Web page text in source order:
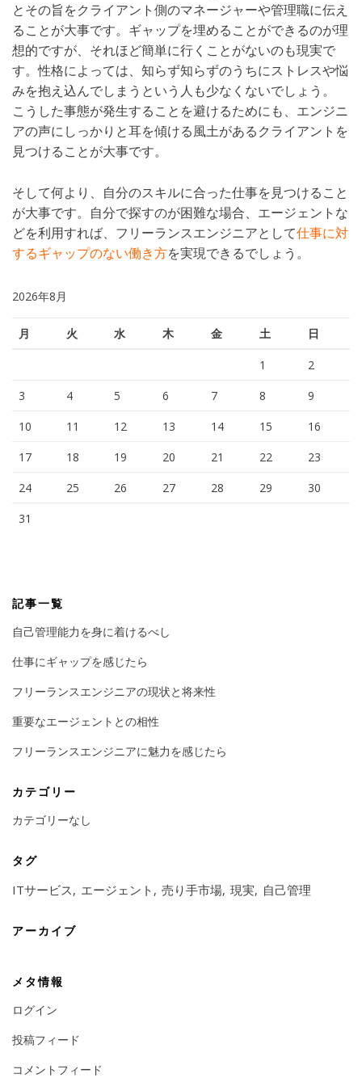
とその旨をクライアント側のマネージャーや管理職に伝え
ることが大事です。ギャップを埋めることができるのが理
想的ですが、それほど簡単に行くことがないのも現実で
す。性格によっては、知らず知らずのうちにストレスや悩
みを抱え込んでしまうという人も少なくないでしょう。
こうした事態が発生することを避けるためにも、エンジニ
アの声にしっかりと耳を傾ける風土があるクライアントを
見つけることが大事です。
そして何より、自分のスキルに合った仕事を見つけること
が大事です。自分で探すのが困難な場合、エージェントな
どを利用すれば、フリーランスエンジニアとして仕事に対
するギャップのない働き方を実現できるでしょう。
2026年8月
月 火 水 木 金 土 日
1
2
3
4 5 6 7 8
9
10
11 12 13 14 15
16
17
18 19 20 21 22
23
24
25 26 27 28 29
30
31
記事一覧
自己管理能力を身に着けるべし
仕事にギャップを感じたら
フリーランスエンジニアの現状と将来性
重要なエージェントとの相性
フリーランスエンジニアに魅力を感じたら
カテゴリー
カテゴリーなし
タグ
ITサービス エージェント 売り手市場 現実 自己管理
アーカイブ
メタ情報
ログイン
投稿フィード
コメントフィード